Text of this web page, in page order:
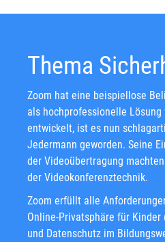
Thema
Zoom hat eine beispiellose
als hochprofessionelle Lösung
entwickelt, ist es nun
Jedermann geworden. Seine
der Videoübertragung
der Videokonferenztechnik.
Zoom erfüllt alle
Online-Privatsphäre für Kinder
und Datenschutz im